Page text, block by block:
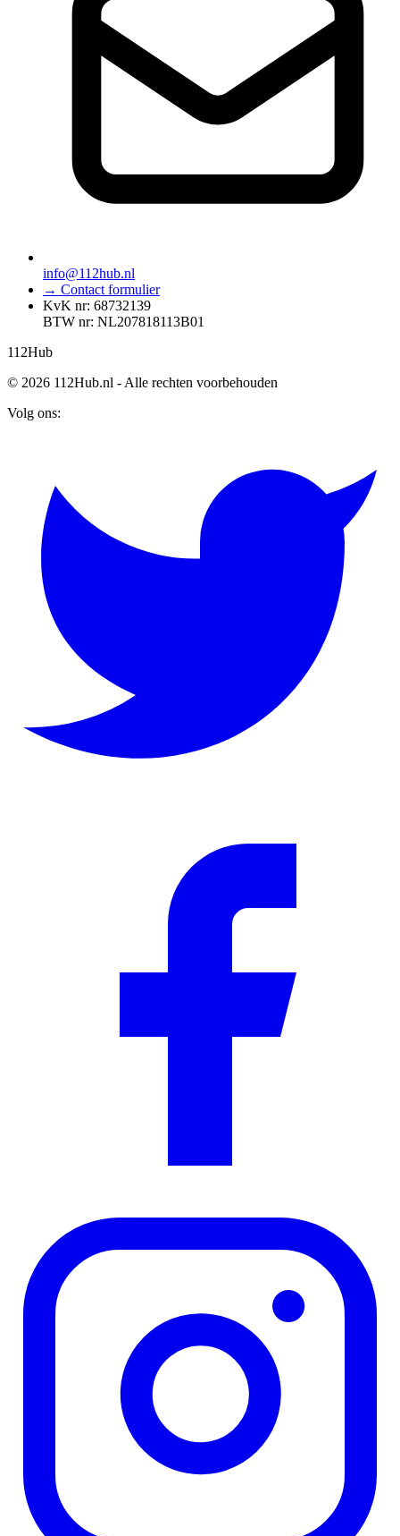
info@112hub.nl
→ Contact formulier
KvK nr: 68732139
BTW nr: NL207818113B01
112Hub
© 2026 112Hub.nl - Alle rechten voorbehouden
Volg ons: